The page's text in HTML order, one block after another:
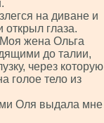
на диване и
глаза.
жена Ольга
до талии,
через которую
голое тело из
Оля выдала мне